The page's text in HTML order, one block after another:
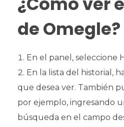
de Omegle?
En el panel, seleccione
En la lista del historial,
que desea ver. También
por ejemplo, ingresando
búsqueda en el campo